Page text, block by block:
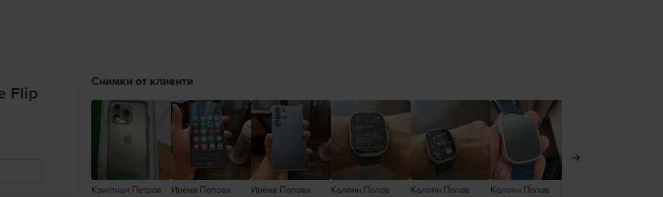
Flip
Снимки от клиенти
Кристиан Петров Ирена Попова Ирена Попова Калоян Попов Калоян Попов Калоян Попов